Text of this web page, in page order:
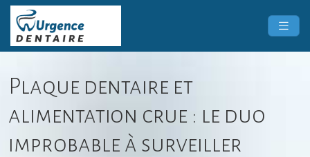
Plaque dentaire et
alimentation crue : le duo
improbable à surveiller